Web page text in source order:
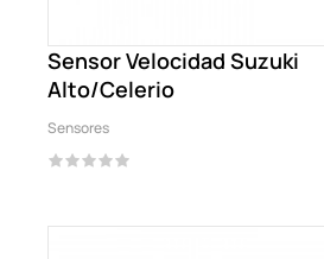
Sensor Velocidad Suzuki
Alto/Celerio
Sensores